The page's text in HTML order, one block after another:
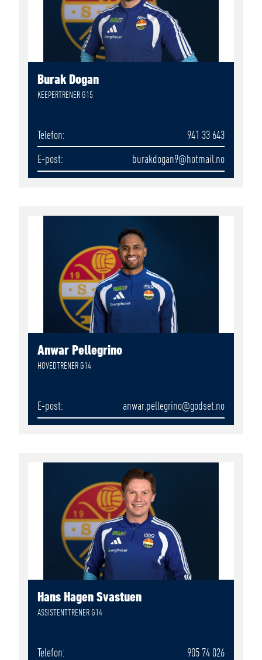
Burak Dogan
KEEPERTRENER G15
Telefon
941 33 643
E-post
burakdogan9@hotmail.no
Anwar Pellegrino
HOVEDTRENER G14
E-post anwar.pellegrino@godset.no
Hans Hagen Svastuen
ASSISTENTTRENER G14
Telefon 905 74 026